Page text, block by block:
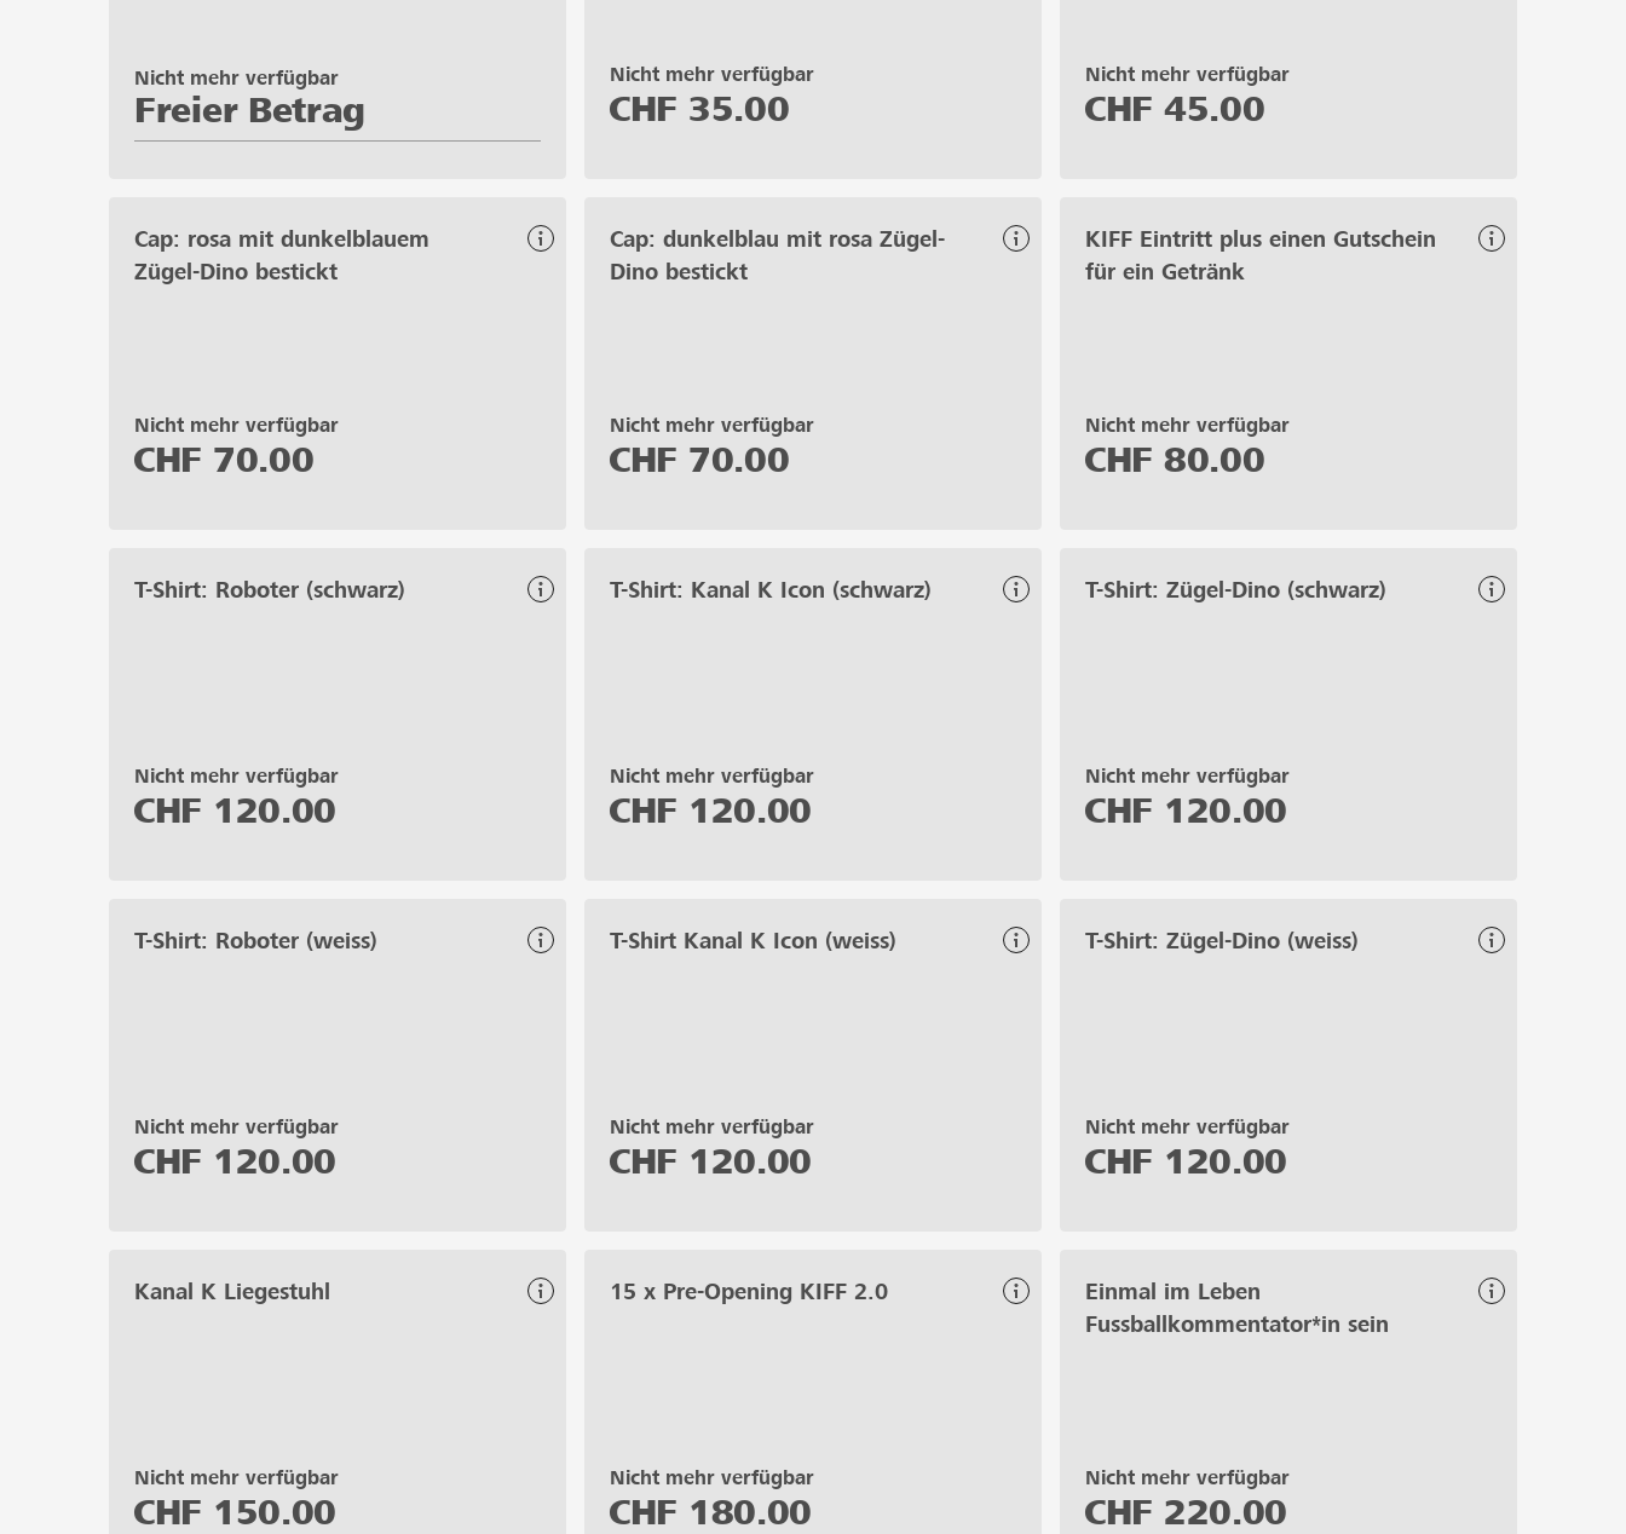
Freier Betrag
Nicht mehr verfügbar Nicht mehr verfügbar
CHF 35.00
Nicht mehr verfügbar
CHF 45.00
Cap: rosa mit dunkelblauem
Zügel-Dino bestickt
Nicht mehr verfügbar
CHF 70.00
Cap: dunkelblau mit rosa Zügel-
Dino bestickt
Nicht mehr verfügbar
CHF 70.00
KIFF Eintritt plus einen Gutschein
für ein Getränk
Nicht mehr verfügbar
CHF 80.00
T-Shirt: Roboter (schwarz)
Nicht mehr verfügbar
CHF 120.00
T-Shirt: Kanal K Icon (schwarz)
Nicht mehr verfügbar
CHF 120.00
T-Shirt: Zügel-Dino (schwarz)
Nicht mehr verfügbar
CHF 120.00
T-Shirt: Roboter (weiss)
Nicht mehr verfügbar
CHF 120.00
T-Shirt Kanal K Icon (weiss)
Nicht mehr verfügbar
CHF 120.00
T-Shirt: Zügel-Dino (weiss)
Nicht mehr verfügbar
CHF 120.00
Kanal K Liegestuhl
Nicht mehr verfügbar
CHF 150.00
15 x Pre-Opening KIFF 2.0
Nicht mehr verfügbar
CHF 180.00
Einmal im Leben
Fussballkommentator*in sein
Nicht mehr verfügbar
CHF 220.00